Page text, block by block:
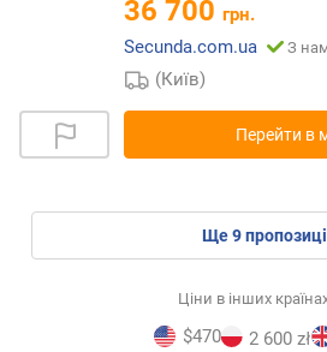
36 700 грн.
Secunda.com.ua
З
(Київ)
Перейти в
ще9
Ціни в інших
$470 2 600 zł